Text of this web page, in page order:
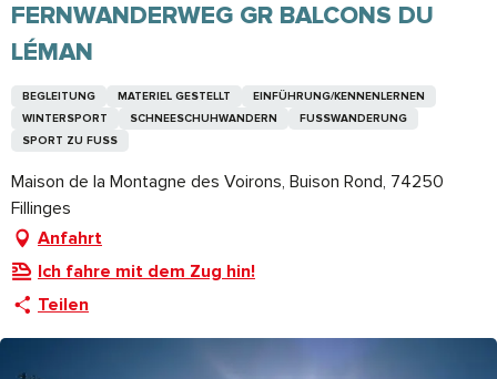
FERNWANDERWEG GR BALCONS DU
LÉMAN
BEGLEITUNG MATERIEL GESTELLT
EINFÜHRUNG/KENNENLERNEN
WINTERSPORT
SCHNEESCHUHWANDERN
FUSSWANDERUNG
SPORT ZU FUSS
Maison de la Montagne des Voirons, Buison Rond, 74250
Fillinges
Anfahrt
Ich fahre mit dem Zug hin!
Teilen